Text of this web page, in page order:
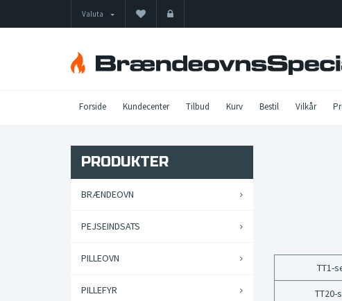
Valuta
Forside Kundecenter Tilbud Kurv Bestil Vilkår
TT1-
PRODUKTER
BRÆNDEOVN
PEJSEINDSATS
PILLEOVN
PILLEFYR